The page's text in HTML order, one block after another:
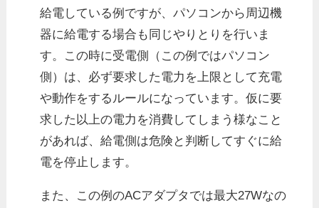
給電している例ですが、パソコンから周辺機
器に給電する場合も同じやりとりを行いま
す。この時に受電側（この例ではパソコン
側）は、必ず要求した電力を上限として充電
や動作をするルールになっています。仮に要
求した以上の電力を消費してしまう様なこと
があれば、給電側は危険と判断してすぐに給
電を停止します。
また、この例のACアダプタでは最大27Wなの